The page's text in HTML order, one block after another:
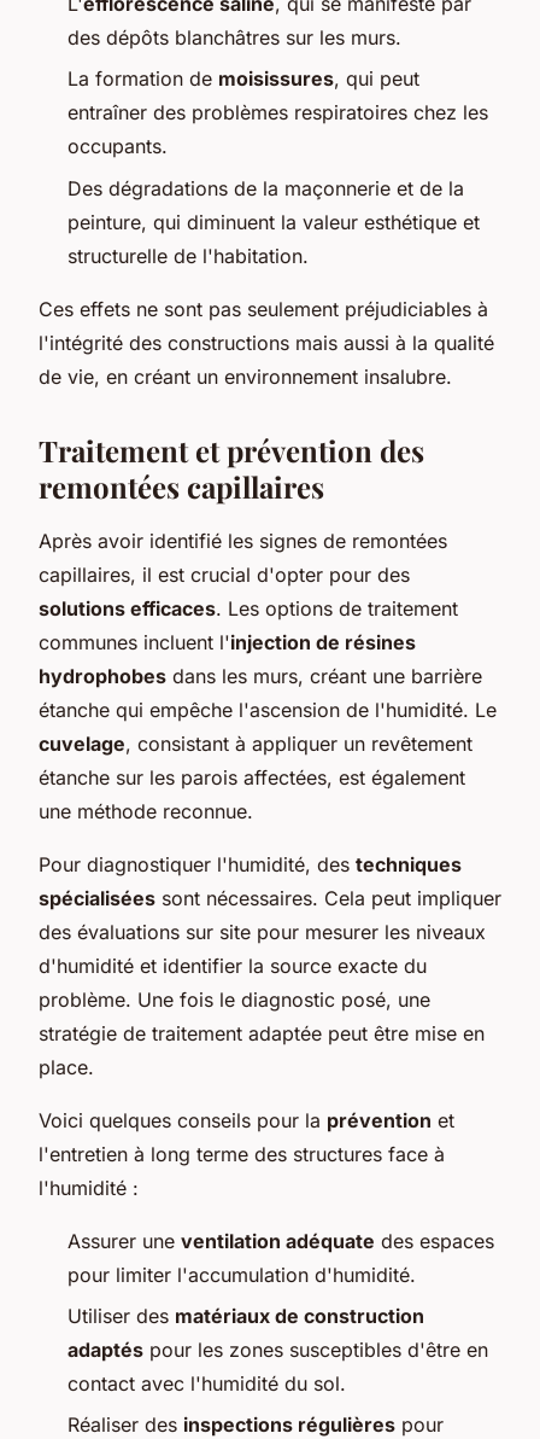
des dépôts blanchâtres sur les murs.
La formation de moisissures, qui peut
entraîner des problèmes respiratoires chez les
occupants.
Des dégradations de la maçonnerie et de la
peinture, qui diminuent la valeur esthétique et
structurelle de l'habitation.
Ces effets ne sont pas seulement préjudiciables à
l'intégrité des constructions mais aussi à la qualité
de vie, en créant un environnement insalubre.
Traitement et prévention des
remontées capillaires
Après avoir identifié les signes de remontées
capillaires, il est crucial d'opter pour des
solutions efficaces. Les options de traitement
communes incluent l'injection de résines
hydrophobes dans les murs, créant une barrière
étanche qui empêche l'ascension de l'humidité. Le
cuvelage, consistant à appliquer un revêtement
étanche sur les parois affectées, est également
une méthode reconnue.
Pour diagnostiquer l'humidité, des techniques
spécialisées sont nécessaires. Cela peut impliquer
des évaluations sur site pour mesurer les niveaux
d'humidité et identifier la source exacte du
problème. Une fois le diagnostic posé, une
stratégie de traitement adaptée peut être mise en
place.
Voici quelques conseils pour la prévention et
l'entretien à long terme des structures face à
l'humidité :
Assurer une ventilation adéquate des espaces
pour limiter l'accumulation d'humidité.
Utiliser des matériaux de construction
adaptés pour les zones susceptibles d'être en
contact avec l'humidité du sol.
Réaliser des inspections régulières pour